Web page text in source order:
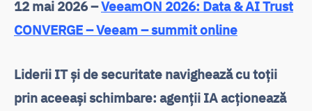
12 mai 2026 –VeeamON 2026: Data & AI Trust
CONVERGE – Veeam – summit online
Liderii IT și de securitate navighează cu toții
prin aceeași schimbare: agenții IA acționează